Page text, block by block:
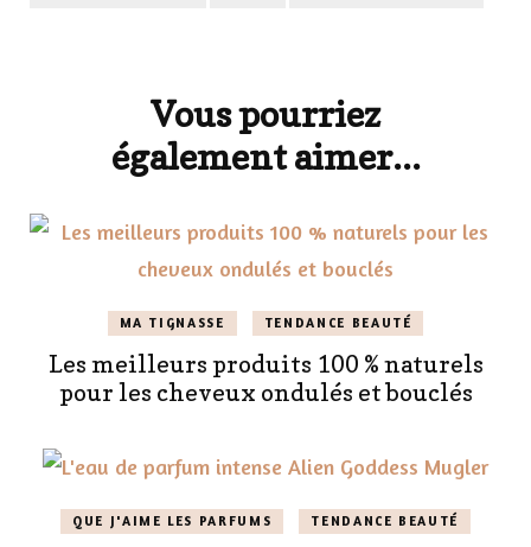
Vous pourriez
également aimer...
MA TIGNASSE TENDANCE BEAUTÉ
Les meilleurs produits 100 % naturels
pour les cheveux ondulés et bouclés
QUE J'AIME LES PARFUMS TENDANCE BEAUTÉ